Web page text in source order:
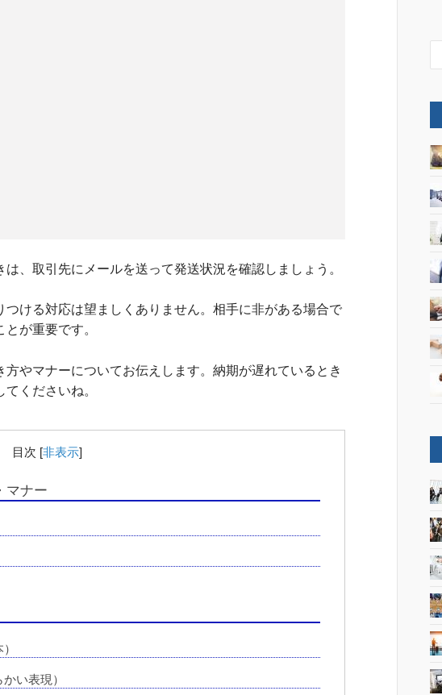
、取引先にメールを送って発送状況を確認しましょう。
ける対応は望ましくありません。相手に非がある場合で
が重要です。
やマナーについてお伝えします。納期が遅れているとき
くださいね。
目次 [非表示]
マナー
い表現）